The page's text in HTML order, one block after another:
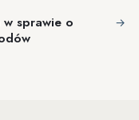
w sprawie o
→